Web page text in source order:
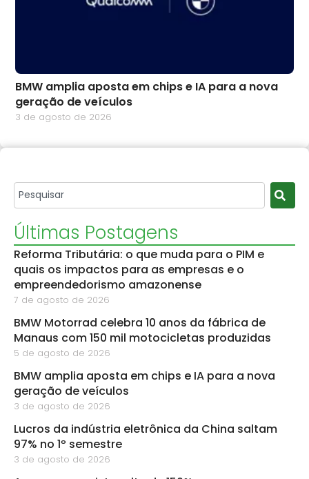
BMW amplia aposta em chips e IA para a nova
geração de veículos
3 de agosto de 2026
Últimas Postagens
Reforma Tributária: o que muda para o PIM e
quais os impactos para as empresas e o
empreendedorismo amazonense
7 de agosto de 2026
BMW Motorrad celebra 10 anos da fábrica de
Manaus com 150 mil motocicletas produzidas
5 de agosto de 2026
BMW amplia aposta em chips e IA para a nova
geração de veículos
3 de agosto de 2026
Lucros da indústria eletrônica da China saltam
97% no 1º semestre
3 de agosto de 2026